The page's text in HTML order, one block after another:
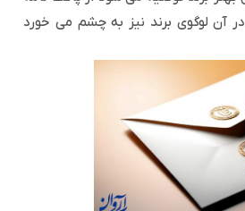
آن لوگوی برند نیز به چشم می خورد